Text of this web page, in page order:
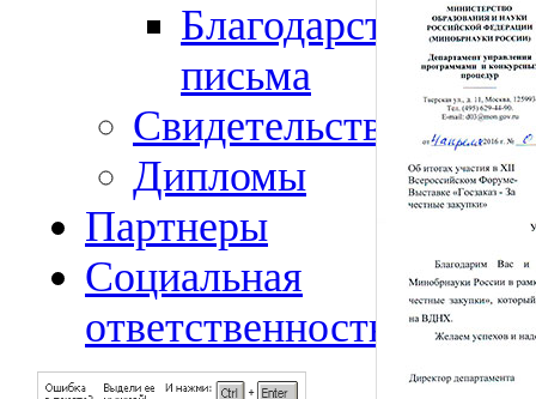
Благодарственные
письма
Свидетельства
Дипломы
Партнеры
Социальная
ответственность